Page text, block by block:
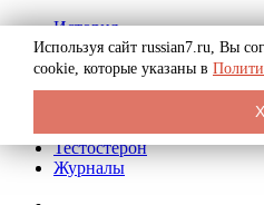
История
Биография
Криминал
Реклама на сайте
Тестостерон
Журналы
Используя сайт russian7.ru, Вы
cookie, которые указаны в